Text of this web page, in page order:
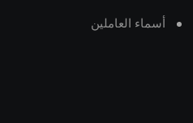
أسماء العاملين